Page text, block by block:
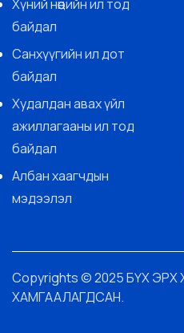
Хүний нөөцийн ил тод
байдал
Санхүүгийн ил дот
байдал
Худалдан авах үйл
ажиллагааны ил тод
байдал
Албан хаагчдын
мэдээлэл
Copyrights © 2025 БҮХ ЭРХ
ХАМГААЛАГДСАН.